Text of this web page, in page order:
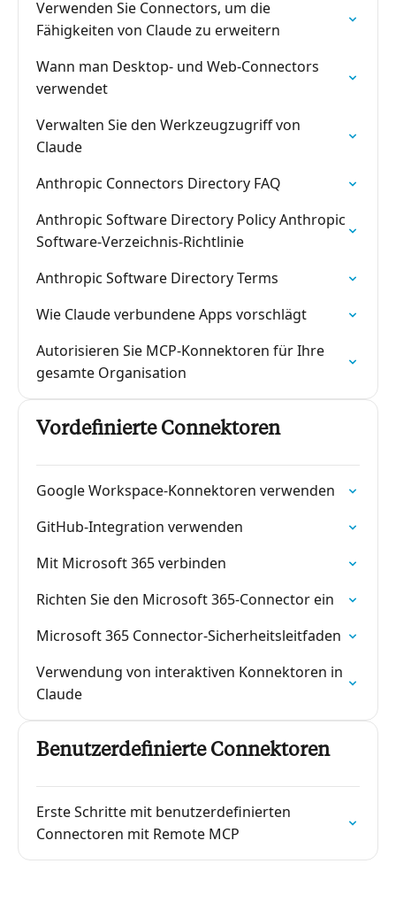
Verwenden Sie Connectors, um die
Fähigkeiten von Claude zu erweitern
Wann man Desktop- und Web-Connectors
verwendet
Verwalten Sie den Werkzeugzugriff von
Claude
Anthropic Connectors Directory FAQ
Anthropic Software Directory Policy Anthropic
Software-Verzeichnis-Richtlinie
Anthropic Software Directory Terms
Wie Claude verbundene Apps vorschlägt
Autorisieren Sie MCP-Konnektoren für Ihre
gesamte Organisation
Vordefinierte Connektoren
Google Workspace-Konnektoren verwenden
GitHub-Integration verwenden
Mit Microsoft 365 verbinden
Richten Sie den Microsoft 365-Connector ein
Microsoft 365 Connector-Sicherheitsleitfaden
Verwendung von interaktiven Konnektoren in
Claude
Benutzerdefinierte Connektoren
Erste Schritte mit benutzerdefinierten
Connectoren mit Remote MCP